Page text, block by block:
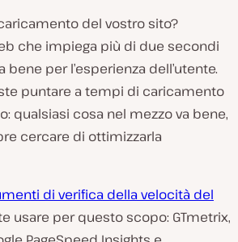
del vostro sito?
che impiega più di due secondi
bene per l’esperienza dell’utente.
puntare a tempi di caricamento
qualsiasi cosa nel mezzo va bene,
cercare di ottimizzarla
di verifica della velocità del
usare per questo scopo: GTmetrix,